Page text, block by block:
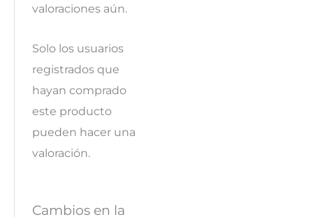
valoraciones aún.
Solo los usuarios
registrados que
hayan comprado
este producto
pueden hacer una
valoración.
Cambios en la